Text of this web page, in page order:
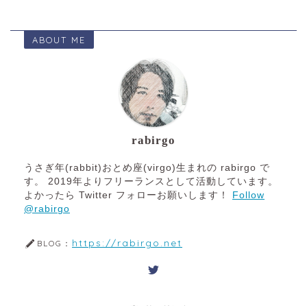
ABOUT ME
rabirgo
うさぎ年(rabbit)おとめ座(virgo)生まれの rabirgo で
す。 2019年よりフリーランスとして活動しています。
よかったら Twitter フォローお願いします！
Follow
@rabirgo
BLOG： https://rabirgo.net